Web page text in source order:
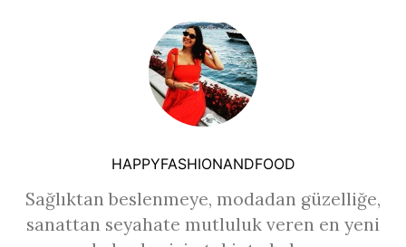
HAPPYFASHIONANDFOOD
Sağlıktan beslenmeye, modadan güzelliğe,
sanattan seyahate mutluluk veren en yeni